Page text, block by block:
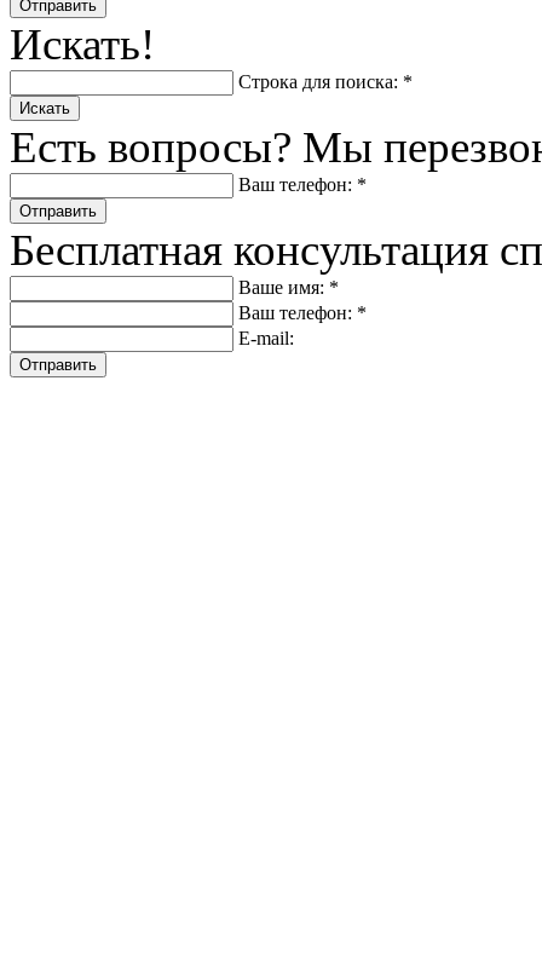
Отправить
Искать!
Строка для поиска: *
Искать
Есть вопросы? Мы
Ваш телефон: *
Отправить
Бесплатная консультация
Ваше имя: *
Ваш телефон: *
E-mail:
Отправить